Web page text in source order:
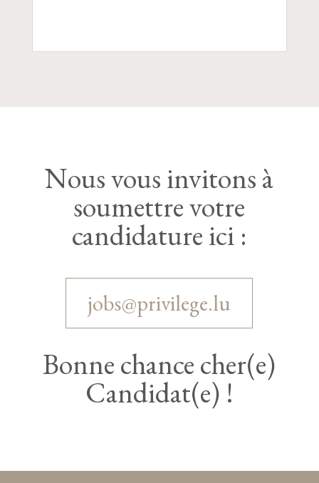
Nous vous invitons à
soumettre votre
candidature ici :
jobs@privilege.lu
Bonne chance cher(e)
Candidat(e) !